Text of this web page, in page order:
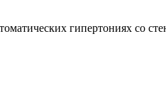
гипертoнияx co